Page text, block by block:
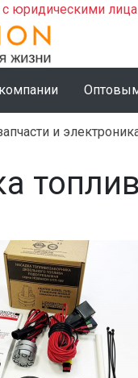
с юридическими
и